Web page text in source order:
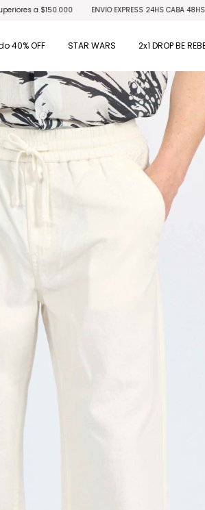
ENVIO EXPRESS 24HS CABA 48HS GBA |
40% OFF STAR WARS 2x1 DROP BE